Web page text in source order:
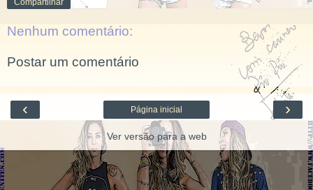
Nenhum comentário:
Postar um comentário
‹ ›
Página inicial
Ver versão para a web